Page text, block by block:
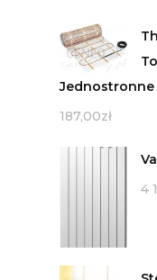
Jednostronne
187,00zł
4